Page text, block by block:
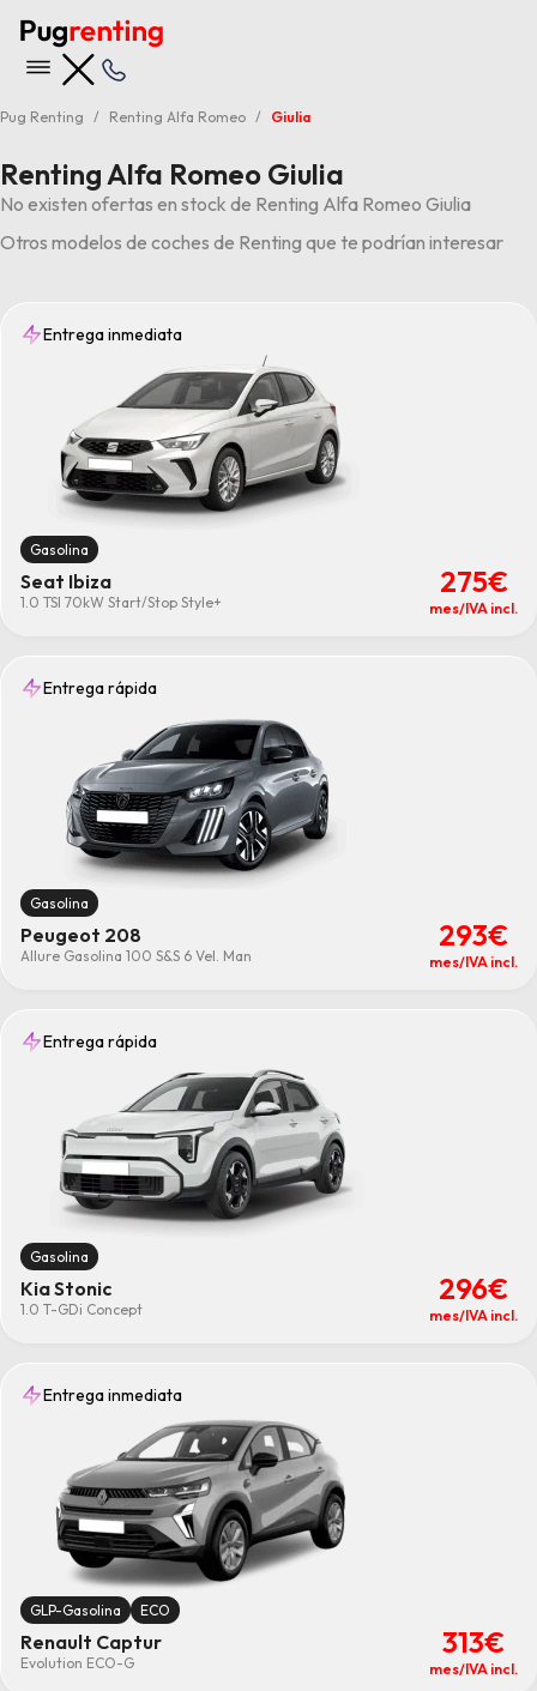
Pug Renting Renting Alfa Romeo Giulia
Renting Alfa Romeo Giulia
No existen ofertas en stock de Renting Alfa Romeo Giulia
Otros modelos de coches de Renting que te podrían interesar
Entrega inmediata
Gasolina
Seat Ibiza
1.0 TSI 70kW Start/Stop Style+
275€
mes/IVA incl.
Entrega rápida
Gasolina
Peugeot 208
Allure Gasolina 100 S&S 6 Vel. Man
293€
mes/IVA incl.
Entrega rápida
Gasolina
Kia Stonic
1.0 T-GDi Concept
296€
mes/IVA incl.
Entrega inmediata
GLP-Gasolina ECO
Renault Captur
Evolution ECO-G
313€
mes/IVA incl.